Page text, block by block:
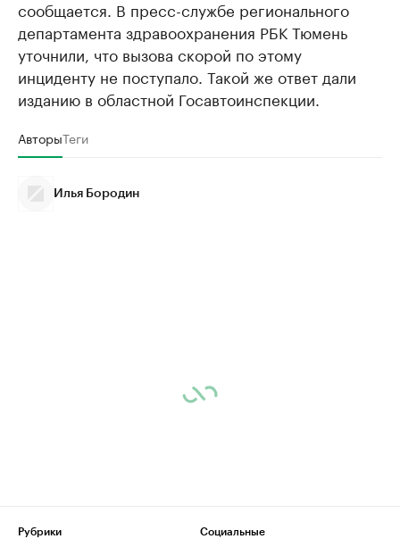
сообщается. В пресс-службе регионального
департамента здравоохранения РБК Тюмень
уточнили, что вызова скорой по этому
инциденту не поступало. Такой же ответ дали
изданию в областной Госавтоинспекции.
АвторыТеги
Илья Бородин
Рубрики
Социальные